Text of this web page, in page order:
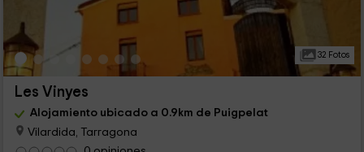
32 Fotos
Les Vinyes
Alojamiento ubicado a 0.9km de Puigpelat
Vilardida, Tarragona